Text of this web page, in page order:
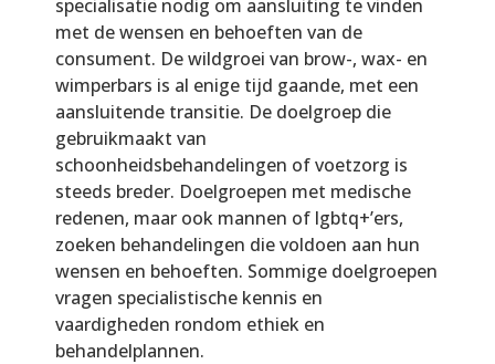
specialisatie nodig om aansluiting te vinden
met de wensen en behoeften van de
consument. De wildgroei van brow-, wax- en
wimperbars is al enige tijd gaande, met een
aansluitende transitie. De doelgroep die
gebruikmaakt van
schoonheidsbehandelingen of voetzorg is
steeds breder. Doelgroepen met medische
redenen, maar ook mannen of lgbtq+’ers,
zoeken behandelingen die voldoen aan hun
wensen en behoeften. Sommige doelgroepen
vragen specialistische kennis en
vaardigheden rondom ethiek en
behandelplannen.